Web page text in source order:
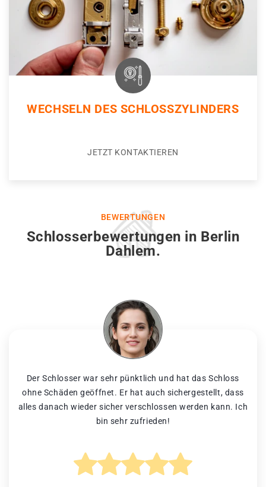
WECHSELN DES SCHLOSSZYLINDERS
JETZT KONTAKTIEREN
BEWERTUNGEN
Schlosserbewertungen in Berlin
Dahlem.
Der Schlosser war sehr pünktlich und hat das Schloss
ohne Schäden geöffnet. Er hat auch sichergestellt, dass
alles danach wieder sicher verschlossen werden kann. Ich
bin sehr zufrieden!